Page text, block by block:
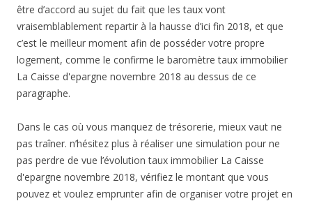
être d’accord au sujet du fait que les taux vont
vraisemblablement repartir à la hausse d’ici fin 2018, et que
c’est le meilleur moment afin de posséder votre propre
logement, comme le confirme le baromètre taux immobilier
La Caisse d'epargne novembre 2018 au dessus de ce
paragraphe.
Dans le cas où vous manquez de trésorerie, mieux vaut ne
pas traîner. n’hésitez plus à réaliser une simulation pour ne
pas perdre de vue l’évolution taux immobilier La Caisse
d'epargne novembre 2018, vérifiez le montant que vous
pouvez et voulez emprunter afin de organiser votre projet en